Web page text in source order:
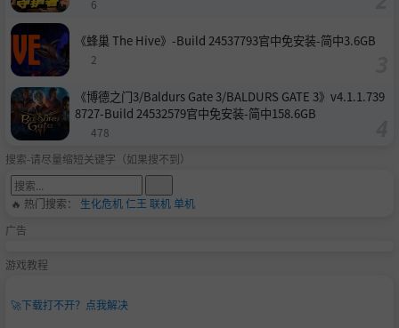
6
《蜂巢 The Hive》-Build 24537793官中免安装-简中3.6GB
2
《博德之门3/Baldurs Gate 3/BALDURS GATE 3》v4.1.1.739
8727-Build 24532579官中免安装-简中158.6GB
478
搜索-请尽量缩短关键字（如果搜不到）
🔥 热门搜索： 生化危机仁王 联机单机
广告
游戏教程
🚀下载打不开？点我解决